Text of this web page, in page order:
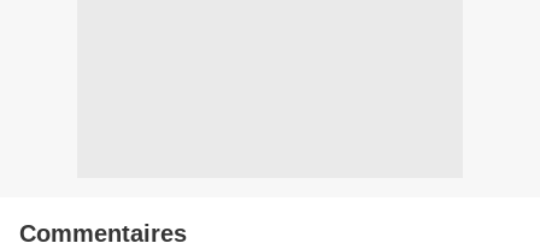
Commentaires